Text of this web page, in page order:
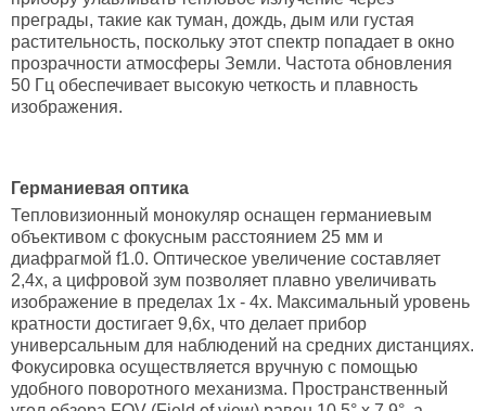
преграды, такие как туман, дождь, дым или густая
растительность, поскольку этот спектр попадает в окно
прозрачности атмосферы Земли. Частота обновления
50 Гц обеспечивает высокую четкость и плавность
изображения.
Германиевая оптика
Тепловизионный монокуляр оснащен германиевым
объективом с фокусным расстоянием 25 мм и
диафрагмой f1.0. Оптическое увеличение составляет
2,4х, а цифровой зум позволяет плавно увеличивать
изображение в пределах 1х - 4х. Максимальный уровень
кратности достигает 9,6х, что делает прибор
универсальным для наблюдений на средних дистанциях.
Фокусировка осуществляется вручную с помощью
удобного поворотного механизма. Пространственный